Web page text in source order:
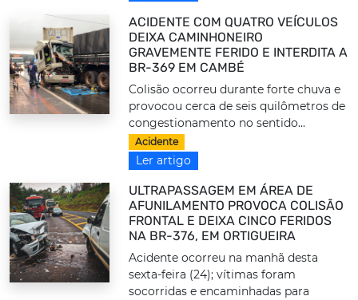
ACIDENTE COM QUATRO VEÍCULOS
DEIXA CAMINHONEIRO
GRAVEMENTE FERIDO E INTERDITA A
BR-369 EM CAMBÉ
Colisão ocorreu durante forte chuva e
provocou cerca de seis quilômetros de
congestionamento no sentido...
Acidente
Ler artigo
ULTRAPASSAGEM EM ÁREA DE
AFUNILAMENTO PROVOCA COLISÃO
FRONTAL E DEIXA CINCO FERIDOS
NA BR-376, EM ORTIGUEIRA
Acidente ocorreu na manhã desta
sexta-feira (24); vítimas foram
socorridas e encaminhadas para